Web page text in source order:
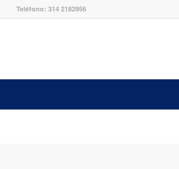
Teléfono: 314 2182956